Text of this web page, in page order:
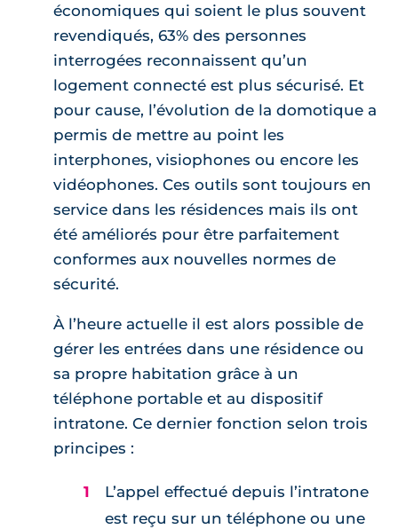
économiques qui soient le plus souvent
revendiqués, 63% des personnes
interrogées reconnaissent qu’un
logement connecté est plus sécurisé. Et
pour cause, l’évolution de la domotique a
permis de mettre au point les
interphones, visiophones ou encore les
vidéophones. Ces outils sont toujours en
service dans les résidences mais ils ont
été améliorés pour être parfaitement
conformes aux nouvelles normes de
sécurité.
À l’heure actuelle il est alors possible de
gérer les entrées dans une résidence ou
sa propre habitation grâce à un
téléphone portable et au dispositif
intratone. Ce dernier fonction selon trois
principes :
L’appel effectué depuis l’intratone
est reçu sur un téléphone ou une